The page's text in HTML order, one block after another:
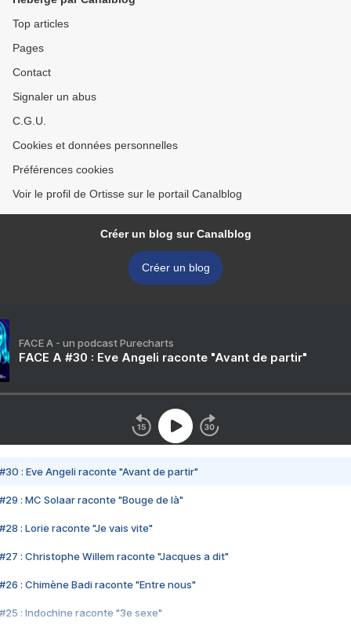
Top articles
Pages
Contact
Signaler un abus
C.G.U.
Cookies et données personnelles
Préférences cookies
Voir le profil de Ortisse sur le portail Canalblog
Créer un blog sur Canalblog
Créer un blog
FACE A - un podcast Purecharts
FACE A #30 : Eve Angeli raconte "Avant de partir"
#30 : Eve Angeli raconte "Avant de partir"
#29 : MC Solaar raconte "Bouge de là"
#28 : Lorie raconte "Je vais vite"
#27 : Christophe Willem raconte "Jacques a dit"
#26 : Chimène Badi raconte "Entre nous"
#25 : Indochine raconte "3e sexe"